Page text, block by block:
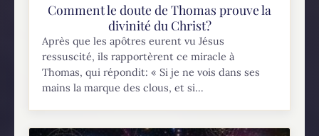
Comment le doute de Thomas prouve la
divinité du Christ?
Après que les apôtres eurent vu Jésus
ressuscité, ils rapportèrent ce miracle à
Thomas, qui répondit: « Si je ne vois dans ses
mains la marque des clous, et si...